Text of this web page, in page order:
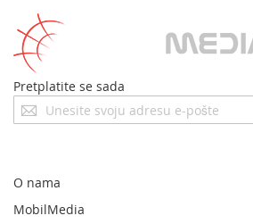
Pretplatite se sada
Prijavite
se
newsletter:
O nama
MobilMedia